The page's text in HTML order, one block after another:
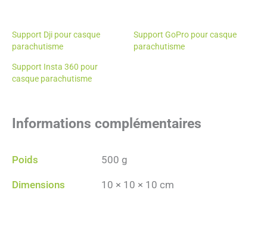
Support Dji pour casque
parachutisme
Support GoPro pour casque
parachutisme
Support Insta 360 pour
casque parachutisme
Informations complémentaires
Poids 500 g
Dimensions 10 × 10 × 10 cm